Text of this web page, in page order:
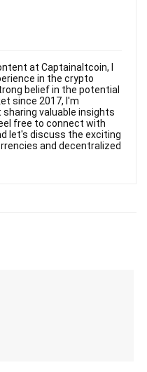
at Captainaltcoin, I
in the crypto
belief in the potential
since 2017, I'm
valuable insights
free to connect with
let's discuss the exciting
and decentralized